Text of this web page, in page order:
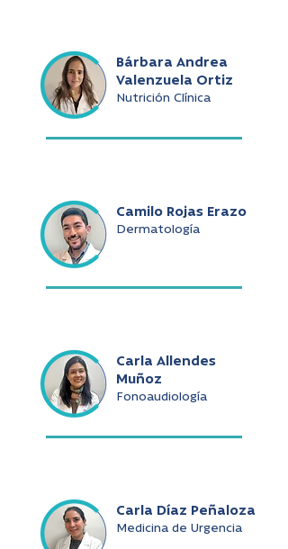
Bárbara Andrea
Valenzuela Ortiz
Nutrición Clínica
Camilo Rojas Erazo
Dermatología
Carla Allendes
Muñoz
Fonoaudiología
Carla Díaz Peñaloza
Medicina de Urgencia